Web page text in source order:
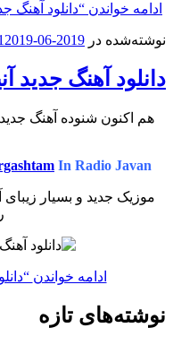
ادامه خواندن “دانلود آهنگ
نوشته‌شده در 2019-06-11
2019-06-11
دانلود آهنگ جدید
هم اکنون شنوده آهنگ جدید
In Radio Javan
موزیک جدید و بسیار زیبای
ادامه خواندن
نوشته‌های تازه